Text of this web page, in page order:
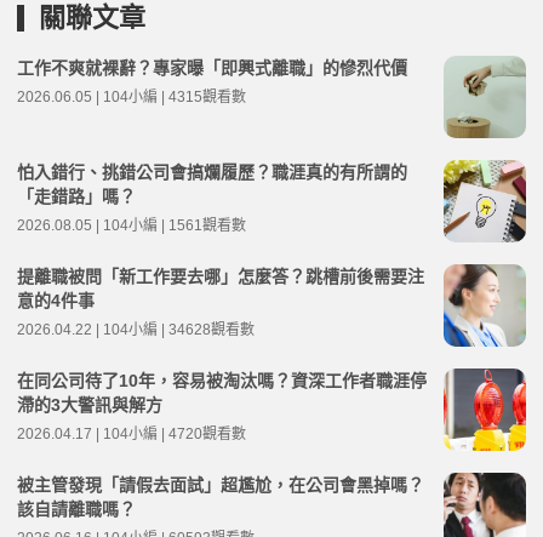
關聯文章
工作不爽就裸辭？專家曝「即興式離職」的慘烈代價
2026.06.05 | 104小編 | 4315觀看數
怕入錯行、挑錯公司會搞爛履歷？職涯真的有所謂的
「走錯路」嗎？
2026.08.05 | 104小編 | 1561觀看數
提離職被問「新工作要去哪」怎麼答？跳槽前後需要注
意的4件事
2026.04.22 | 104小編 | 34628觀看數
在同公司待了10年，容易被淘汰嗎？資深工作者職涯停
滯的3大警訊與解方
2026.04.17 | 104小編 | 4720觀看數
被主管發現「請假去面試」超尷尬，在公司會黑掉嗎？
該自請離職嗎？